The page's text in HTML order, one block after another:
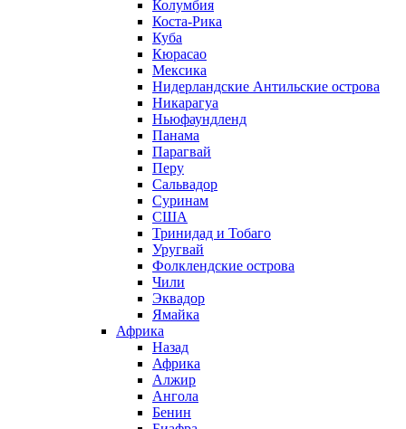
Колумбия
Коста-Рика
Куба
Кюрасао
Мексика
Нидерландские Антильские острова
Никарагуа
Ньюфаундленд
Панама
Парагвай
Перу
Сальвадор
Суринам
США
Тринидад и Тобаго
Уругвай
Фолклендские острова
Чили
Эквадор
Ямайка
Африка
Назад
Африка
Алжир
Ангола
Бенин